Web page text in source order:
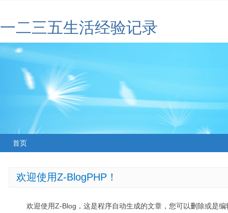
一二三五生活经验记录
首页
欢迎使用Z-BlogPHP！
欢迎使用Z-Blog，这是程序自动生成的文章，您可以删除或是编